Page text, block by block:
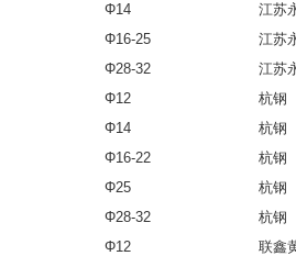
Φ14
江苏
Φ16-25
江苏
Φ28-32
江苏
Φ12
杭钢
Φ14
杭钢
Φ16-22
杭钢
Φ25
杭钢
Φ28-32
杭钢
Φ12
联鑫